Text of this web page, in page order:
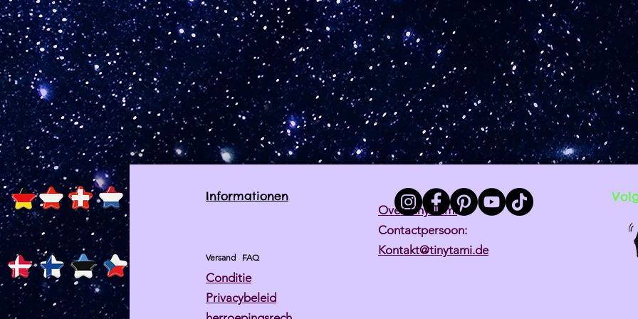
Informationen
Versand FAQ
Conditie
Privacybeleid
Over Tiny Tami
Contactpersoon:
Kontakt@tinytami.de